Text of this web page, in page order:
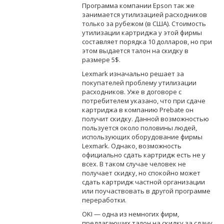
Программа компании Epson так же
занимается утилизацией расходников
только за рубежом (в США). Стоимость
утилизации картриджа у этой фирмы
составляет порядка 10 долларов, но при
этом выдается талон на скидку в
размере 5$.
Lexmark изначально решает за
покупателей проблему утилизации
расходников. Уже в договоре с
потребителем указано, что при сдаче
картриджа в компанию Prebate он
получит скидку. Данной возможностью
пользуется около половины людей,
использующих оборудование фирмы
Lexmark. Однако, возможность
официально сдать картридж есть не у
всех. В таком случае человек не
получает скидку, но спокойно может
сдать картридж частной организации
или поучаствовать в другой программе
переработки.
OKI — одна из немногих фирм,